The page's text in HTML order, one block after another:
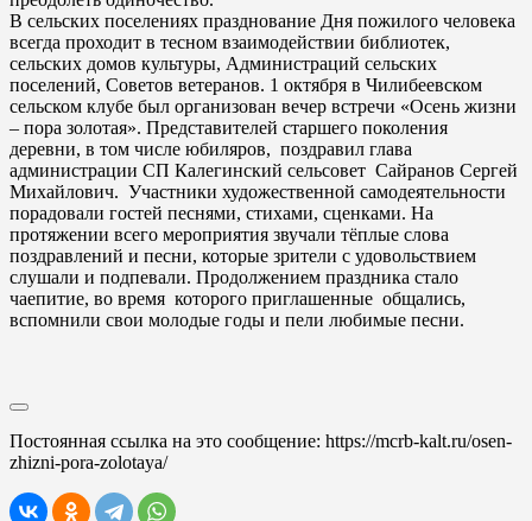
В сельских поселениях празднование Дня пожилого человека
всегда проходит в тесном взаимодействии библиотек,
сельских домов культуры, Администраций сельских
поселений, Советов ветеранов. 1 октября в Чилибеевском
сельском клубе был организован вечер встречи «Осень жизни
– пора золотая». Представителей старшего поколения
деревни, в том числе юбиляров, поздравил глава
администрации СП Калегинский сельсовет Сайранов Сергей
Михайлович. Участники художественной самодеятельности
порадовали гостей песнями, стихами, сценками. На
протяжении всего мероприятия звучали тёплые слова
поздравлений и песни, которые зрители с удовольствием
слушали и подпевали. Продолжением праздника стало
чаепитие, во время которого приглашенные общались,
вспомнили свои молодые годы и пели любимые песни.
Постоянная ссылка на это сообщение: https://mcrb-kalt.ru/osen-
zhizni-pora-zolotaya/